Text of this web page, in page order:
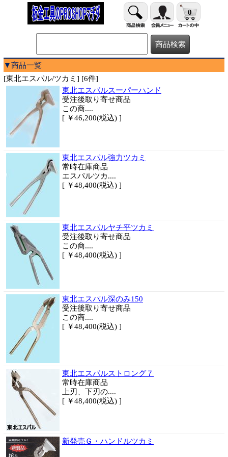
0
▼商品一覧
[東北エスパル/ツカミ] [6件]
東北エスパルスーパーハンド
受注後取り寄せ商品
この商....
[ ￥46,200(税込) ]
東北エスパル強力ツカミ
常時在庫商品
エスパルツカ....
[ ￥48,400(税込) ]
東北エスパルヤチ平ツカミ
受注後取り寄せ商品
この商....
[ ￥48,400(税込) ]
東北エスパル深のみ150
受注後取り寄せ商品
この商....
[ ￥48,400(税込) ]
東北エスパルストロング７
常時在庫商品
上刃、下刃の....
[ ￥48,400(税込) ]
新発売Ｇ・ハンドルツカミ